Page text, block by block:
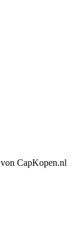
CapKopen.nl